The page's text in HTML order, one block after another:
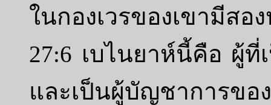
ในกองเวรของเขามีส
27:6 เบไนยาห์นี้คือ ผู้
และเป็นผู้บัญชาการ